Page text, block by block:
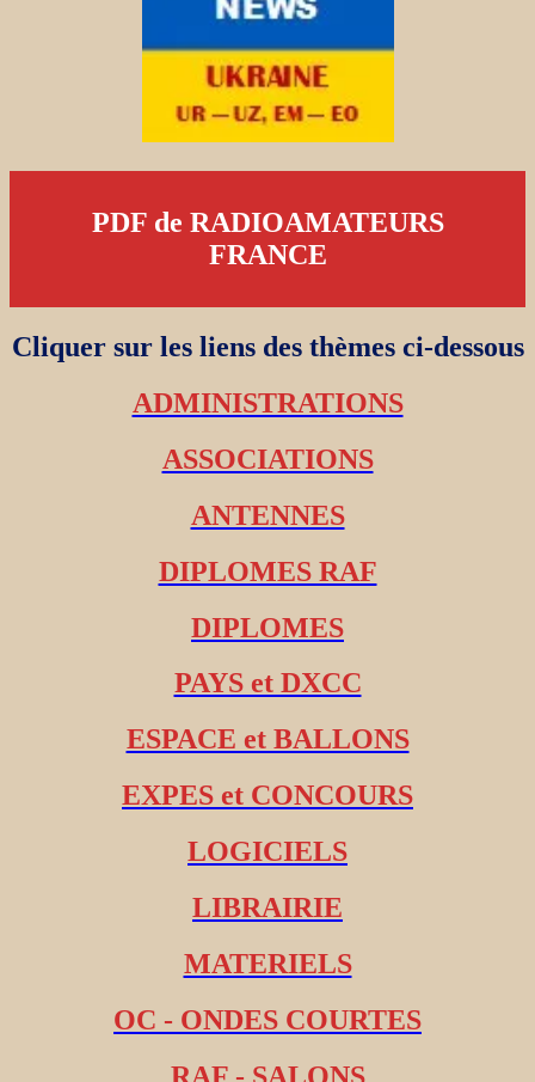
PDF de RADIOAMATEURS
FRANCE
Cliquer sur les liens des thèmes ci-dessous
ADMINISTRATIONS
ASSOCIATIONS
ANTENNES
DIPLOMES RAF
DIPLOMES
PAYS et DXCC
ESPACE et BALLONS
EXPES et CONCOURS
LOGICIELS
LIBRAIRIE
MATERIELS
OC - ONDES COURTES
RAF - SALONS